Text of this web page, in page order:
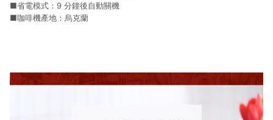
■省電模式：9 分鐘後自動關機
■咖啡機產地：烏克蘭